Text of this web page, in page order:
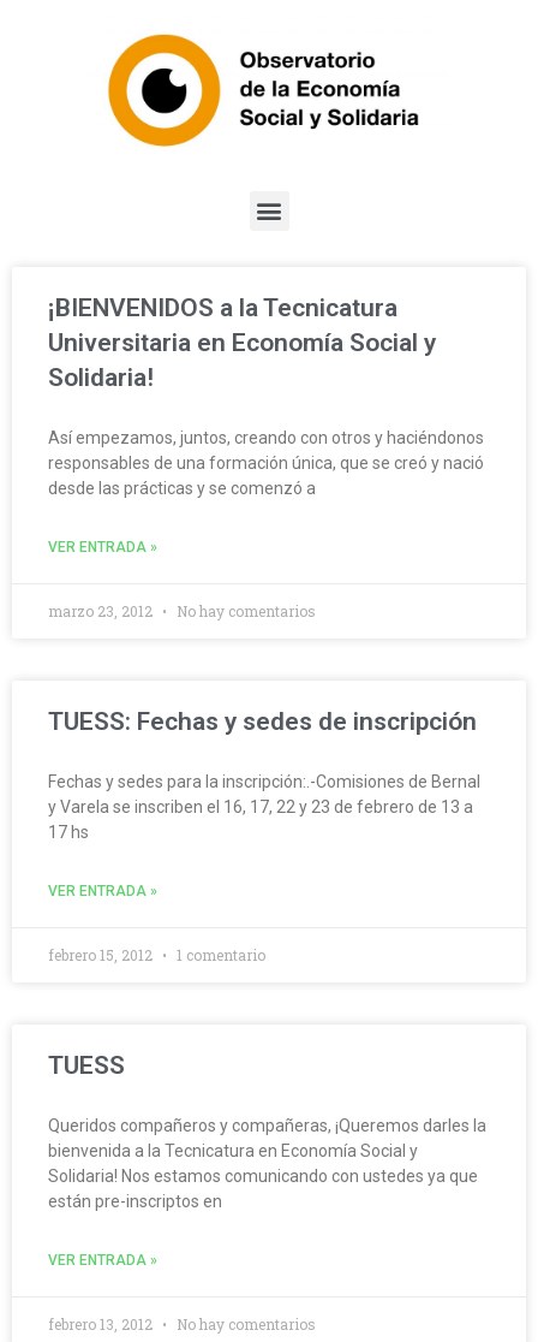
¡BIENVENIDOS a la Tecnicatura
Universitaria en Economía Social y
Solidaria!
Así empezamos, juntos, creando con otros y haciéndonos
responsables de una formación única, que se creó y nació
desde las prácticas y se comenzó a
VER ENTRADA »
marzo 23, 2012 No hay comentarios
TUESS: Fechas y sedes de inscripción
Fechas y sedes para la inscripción:.-Comisiones de Bernal
y Varela se inscriben el 16, 17, 22 y 23 de febrero de 13 a
17 hs
VER ENTRADA »
febrero 15, 2012 1 comentario
TUESS
Queridos compañeros y compañeras, ¡Queremos darles la
bienvenida a la Tecnicatura en Economía Social y
Solidaria! Nos estamos comunicando con ustedes ya que
están pre-inscriptos en
VER ENTRADA »
febrero 13, 2012 No hay comentarios